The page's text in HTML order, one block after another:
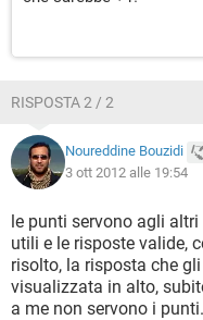
RISPOSTA 2 / 2
Noureddine Bouzidi
3 ott 2012 alle 19:54
le punti servono agli
utili e le risposte valide,
risolto, la risposta che
visualizzata in alto,
a me non servono i